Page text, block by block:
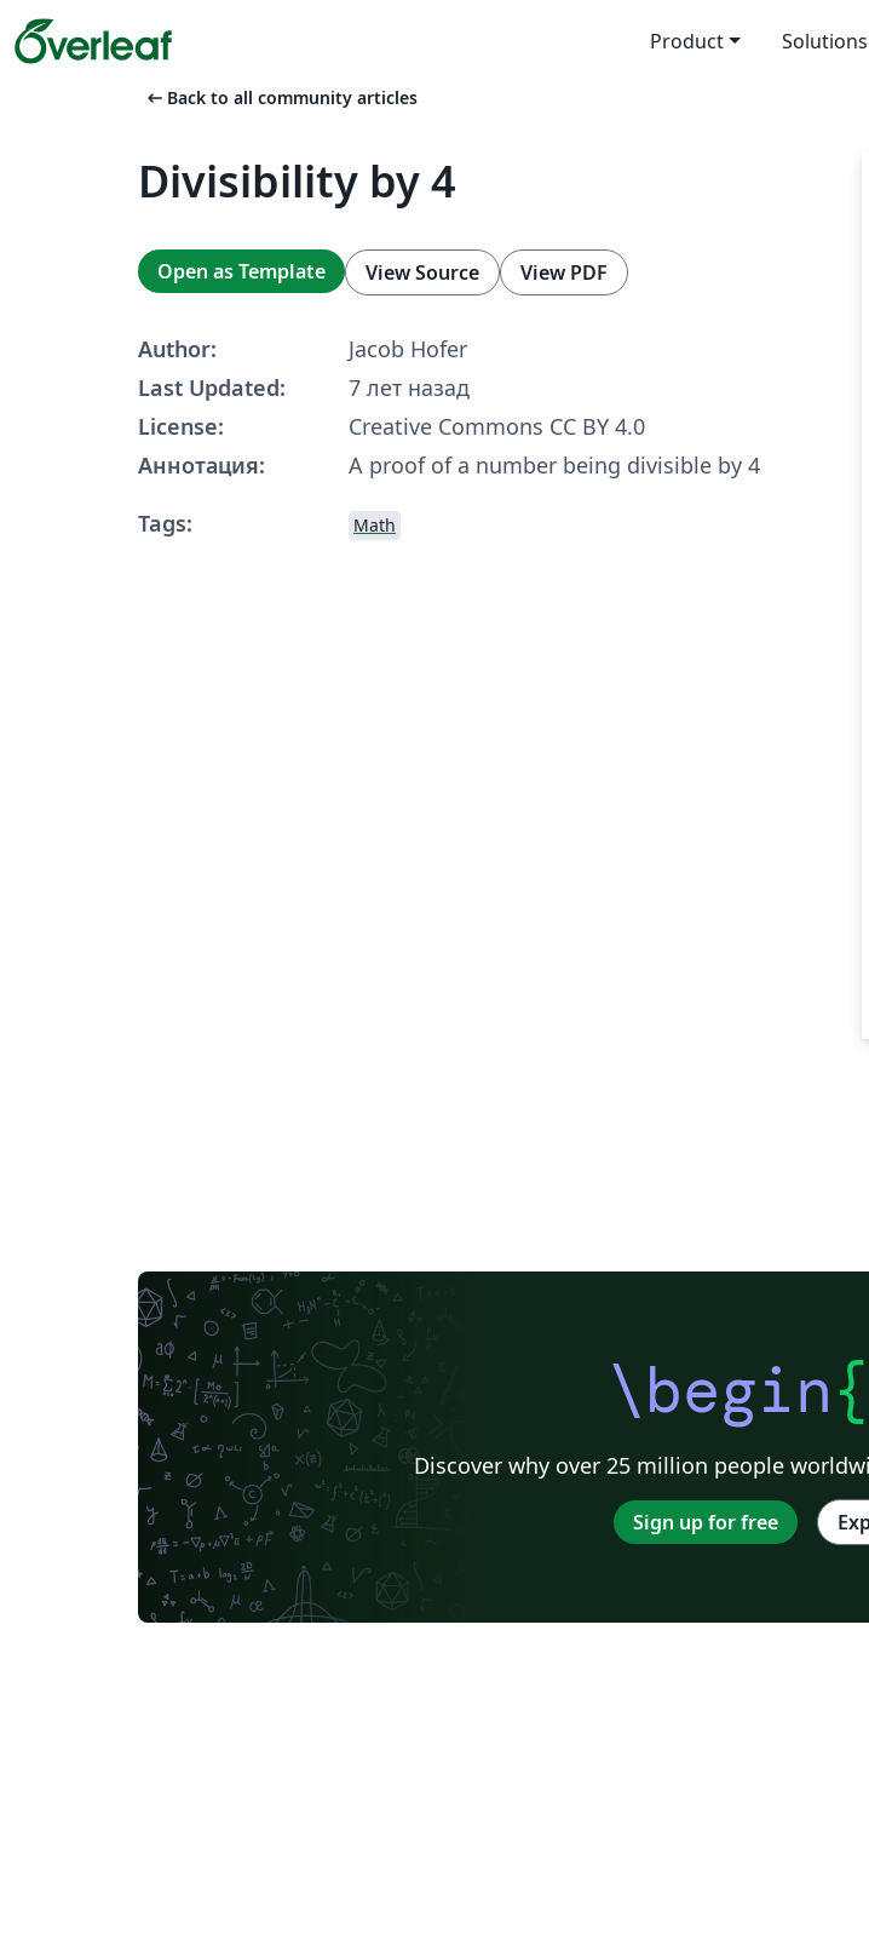
Product Solutions
arrow_left_alt Back to all community articles
Divisibility by 4
Open as Template View Source View PDF
Author:
Jacob Hofer
Last Updated:
7 лет назад
License:
Creative Commons CC BY 4.0
Аннотация:
A proof of a number being divisible by 4
Tags:
Math
\begin{
Discover why over 25 million people
Sign up for free